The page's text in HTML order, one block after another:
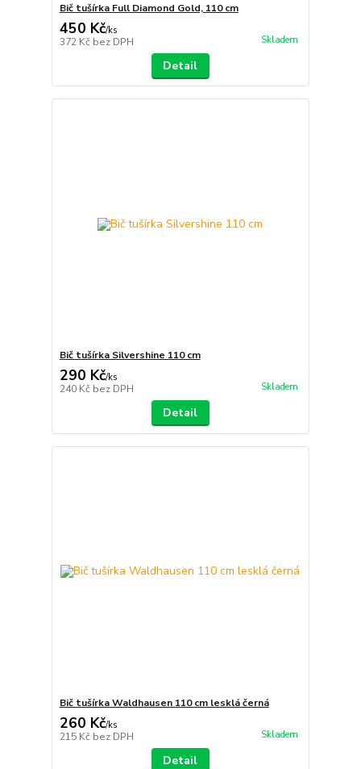
Bič tušírka Full Diamond Gold, 110 cm
450 Kč/ks
372 Kč bez DPH Skladem
Detail
Bič tušírka Silvershine 110 cm
290 Kč/ks
240 Kč bez DPH Skladem
Detail
Bič tušírka Waldhausen 110 cm lesklá černá
260 Kč/ks
215 Kč bez DPH Skladem
Detail